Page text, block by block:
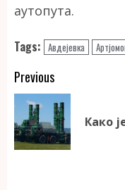
аутопута.
Tags: Авдејевка
Continue
Reading
Previous
Како